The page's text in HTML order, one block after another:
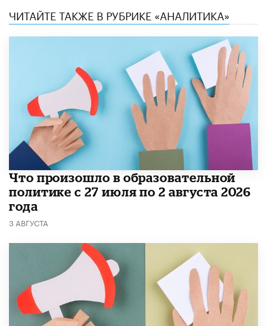
ЧИТАЙТЕ ТАКЖЕ В РУБРИКЕ «АНАЛИТИКА»
​Что произошло в образовательной
политике с 27 июля по 2 августа 2026
года
3 АВГУСТА